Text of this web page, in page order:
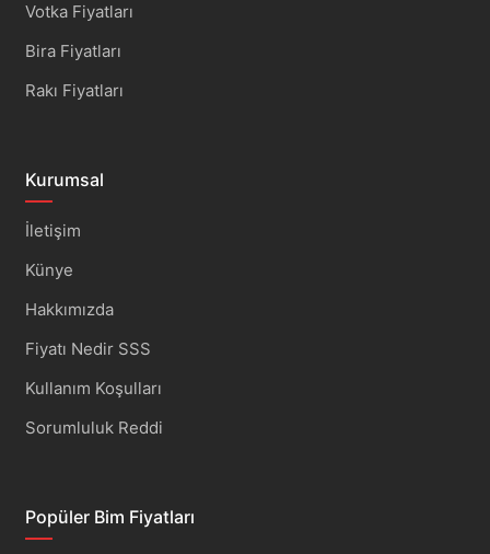
Votka Fiyatları
Bira Fiyatları
Rakı Fiyatları
Kurumsal
İletişim
Künye
Hakkımızda
Fiyatı Nedir SSS
Kullanım Koşulları
Sorumluluk Reddi
Popüler Bim Fiyatları